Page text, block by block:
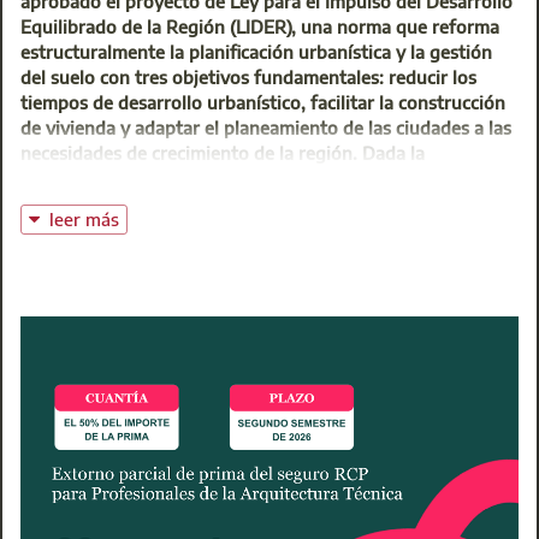
Equilibrado de la Región (LIDER), una norma que reforma
estructuralmente la planificación urbanística y la gestión
del suelo con tres objetivos fundamentales: reducir los
tiempos de desarrollo urbanístico, facilitar la construcción
de vivienda y adaptar el planeamiento de las ciudades a las
necesidades de crecimiento de la región. Dada la
interés acercar las principales novedades al conjunto de sus
arquitectos técnicos colegiados.
tramites urbanísticos y permitirá poner a disposición suelo
que venimos arrastrando, durante años. Es un paso
importante, pero hay que seguir dando pasos valientes y
eficaces en todo el proceso edificatorio, para cambiar la
tendencia y no seguir acumulando déficit de viviendas año
tras año.
La nueva ley elimina el tradicional Plan General de
leer más